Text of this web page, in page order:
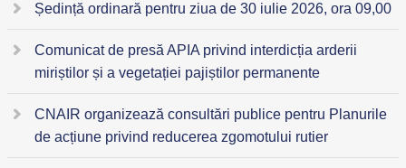
Ședință ordinară pentru ziua de 30 iulie 2026, ora 09,00
Comunicat de presă APIA privind interdicția arderii
miriștilor și a vegetației pajiștilor permanente
CNAIR organizează consultări publice pentru Planurile
de acțiune privind reducerea zgomotului rutier